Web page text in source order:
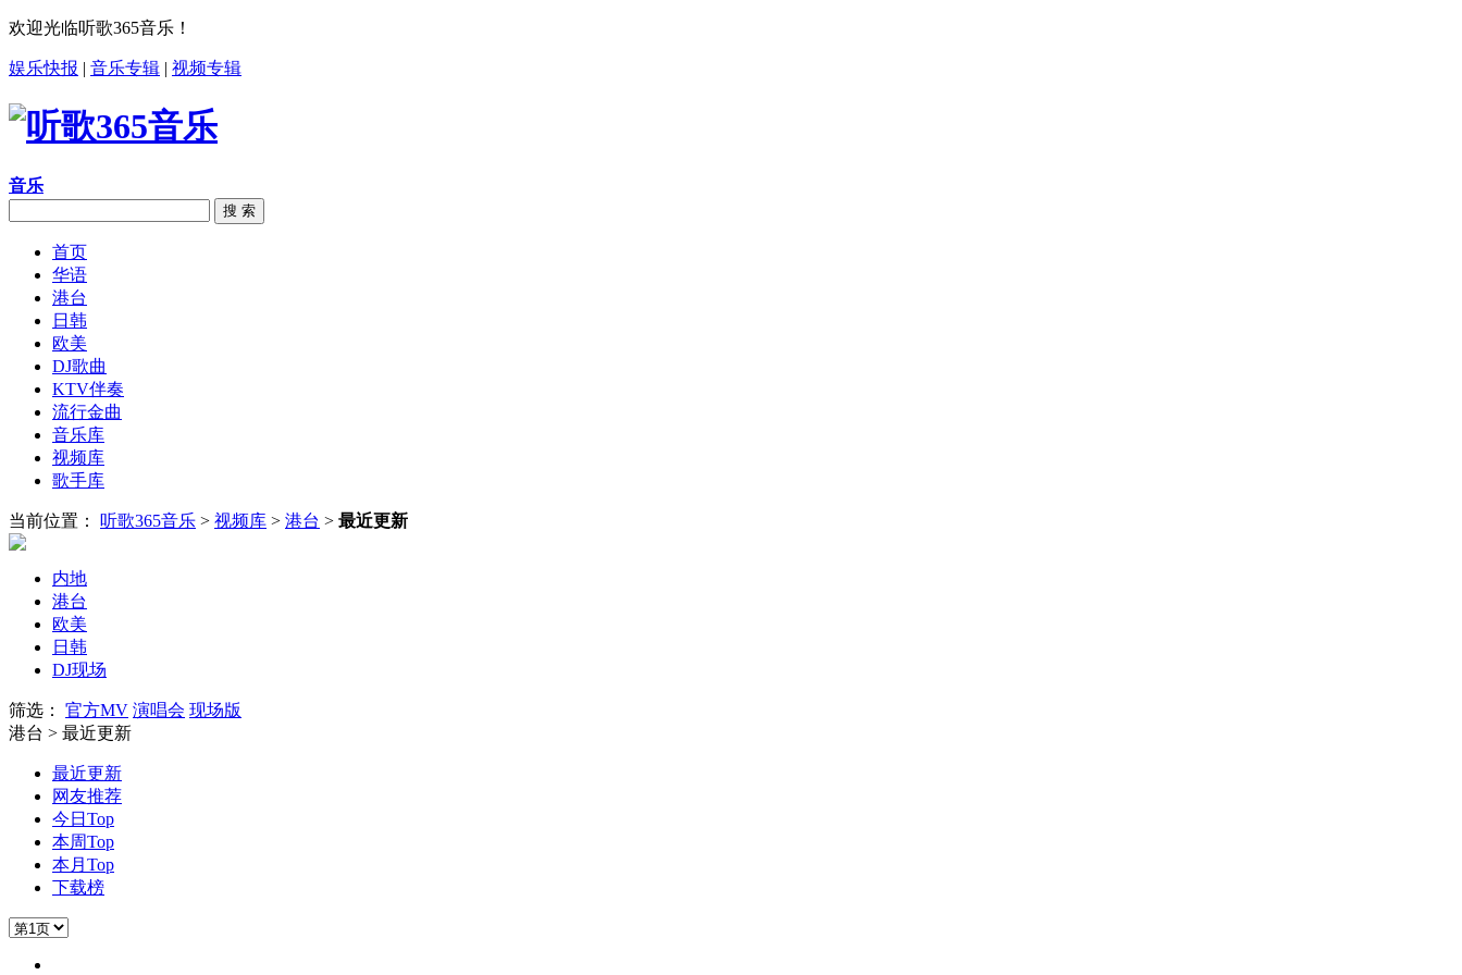
欢迎光临听歌365音乐！
娱乐快报 | 音乐专辑 | 视频专辑
音乐
搜 索
首页
华语
港台
日韩
欧美
DJ歌曲
KTV伴奏
流行金曲
音乐库
视频库
歌手库
当前位置： 听歌365音乐 > 视频库 > 港台 > 最近更新
内地
港台
欧美
日韩
DJ现场
筛选： 官方MV 演唱会 现场版
港台 > 最近更新
最近更新
网友推荐
今日Top
本周Top
本月Top
下载榜